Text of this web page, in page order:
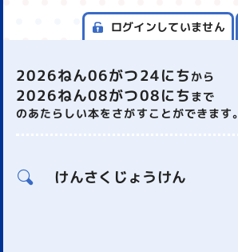
ログインしていません
2026ねん06がつ24にちから
2026ねん08がつ08にちまで
のあたらしい本をさがすことができます。
けんさくじょうけん